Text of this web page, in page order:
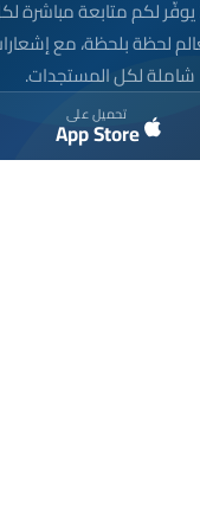
تطبيق أخبار المغرب 24 يوفّر لكم
لحظة بلحظة، مع
شاملة لكل المستجدات.
تحميل على
App Store